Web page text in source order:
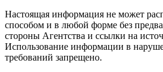
Настоящая информация не может
способом и в любой форме без
стороны Агентства и ссылки на
Использование информации в
требований запрещено.